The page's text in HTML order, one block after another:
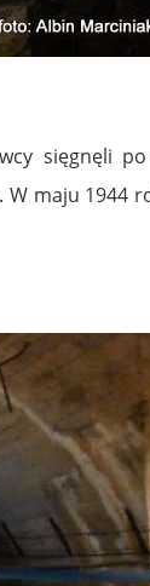
sięgnęli
maju 1944